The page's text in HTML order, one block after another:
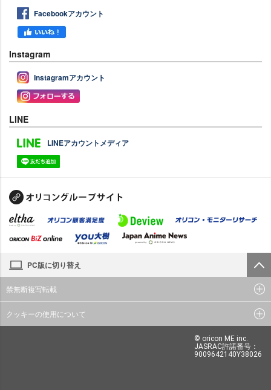
Facebookアカウント
Instagram
Instagramアカウント
LINE
LINEアカウントメディア
PC版に切り替え
禁無断複写転載
クッキーの使用について
© oricon ME inc.
JASRAC許諾番号：
9009642140Y38026